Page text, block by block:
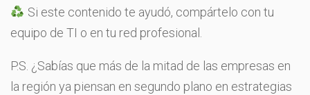
Si este contenido te ayudó, compártelo con tu
equipo de TI o en tu red profesional.
P.S. ¿Sabías que más de la mitad de las empresas en
la región ya piensan en segundo plano en estrategias